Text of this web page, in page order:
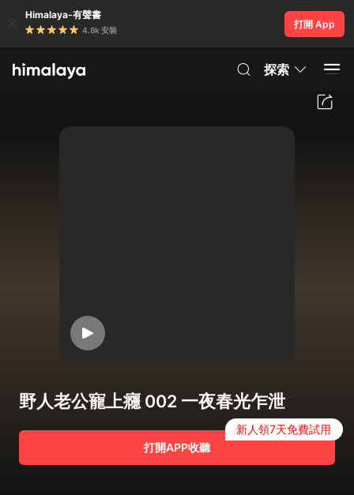
Himalaya-有聲書
4.8k 安裝
打開 App
探索
野人老公寵上癮 002 一夜春光乍泄
打開APP收聽
新人領7天免費試用